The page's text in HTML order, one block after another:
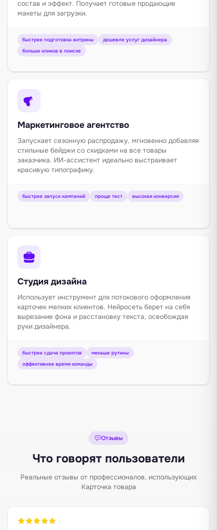
состав и эффект. Получает готовые продающие
макеты для загрузки.
быстрее подготовка витрины
дешевле услуг дизайнера
больше кликов в поиске
Маркетинговое агентство
Запускает сезонную распродажу, мгновенно добавляя
стильные бейджи со скидками на все товары
заказчика. ИИ-ассистент идеально выстраивает
красивую типографику.
быстрее запуск кампаний проще тест высокая конверсия
Студия дизайна
Использует инструмент для потокового оформления
карточек мелких клиентов. Нейросеть берет на себя
вырезание фона и расстановку текста, освобождая
руки дизайнера.
быстрее сдача проектов
меньше рутины
эффективнее время команды
Отзывы
Что говорят пользователи
Реальные отзывы от профессионалов, использующих
Карточка товара